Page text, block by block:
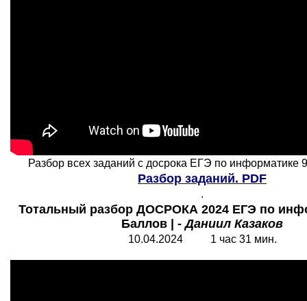
Разбор всех заданий с досрока ЕГЭ по информатике
Разбор заданий. PDF
.
Тотальный разбор ДОСРОКА 2024 ЕГЭ по
Баллов | -Даниил Казаков
10.04.2024 1 час 31 мин.